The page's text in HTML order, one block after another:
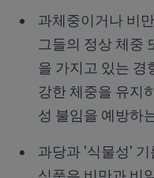
과체중이거나 비
그들의 정상 체중
을 가지고 있는 경
강한 체중을 유지
성 불임을 예방하
과당과 '식물성'